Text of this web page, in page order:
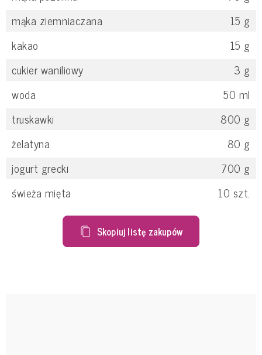
mąka ziemniaczana
15 g
kakao
15 g
cukier waniliowy
3 g
woda
50 ml
truskawki
800 g
żelatyna
80 g
jogurt grecki
700 g
świeża mięta
10 szt.
Skopiuj listę zakupów